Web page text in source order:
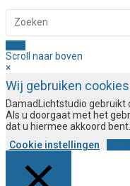
Scroll naar boven
×
Wij gebruiken cookies
DamadLichtstudio gebruikt
Als u doorgaat met het
dat u hiermee akkoord bent.
Cookie instellingen